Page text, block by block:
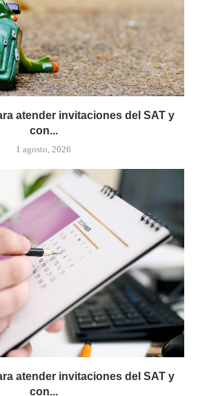
atender invitaciones del SAT y
con...
1 agosto, 2026
atender invitaciones del SAT y
con...